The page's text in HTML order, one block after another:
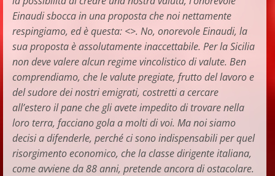
Einaudi sbocca in una proposta che noi nettamente
respingiamo, ed è questa: <>. No, onorevole Einaudi, la
sua proposta è assolutamente inaccettabile. Per la Sicilia
non deve valere alcun regime vincolistico di valute. Ben
comprendiamo, che le valute pregiate, frutto del lavoro e
del sudore dei nostri emigrati, costretti a cercare
all’estero il pane che gli avete impedito di trovare nella
loro terra, facciano gola a molti di voi. Ma noi siamo
decisi a difenderle, perché ci sono indispensabili per quel
risorgimento economico, che la classe dirigente italiana,
come avviene da 88 anni, pretende ancora di ostacolare.